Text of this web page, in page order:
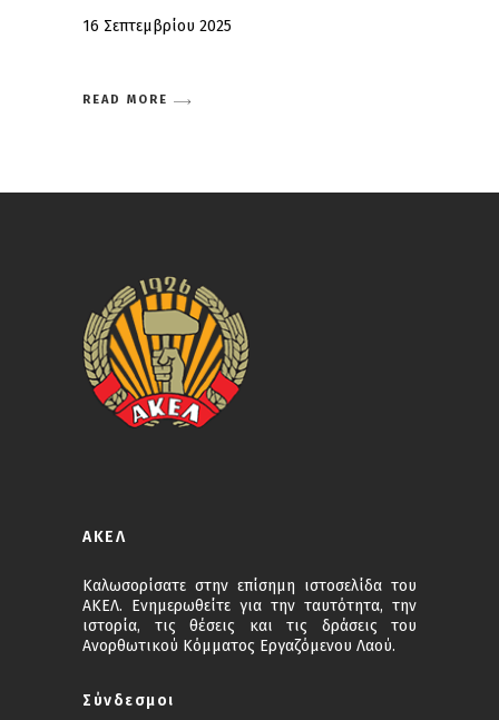
16 Σεπτεμβρίου 2025
READ MORE
ΑΚΕΛ
Καλωσορίσατε στην επίσημη ιστοσελίδα του
ΑΚΕΛ. Ενημερωθείτε για την ταυτότητα, την
ιστορία, τις θέσεις και τις δράσεις του
Ανορθωτικού Κόμματος Εργαζόμενου Λαού.
Σύνδεσμοι